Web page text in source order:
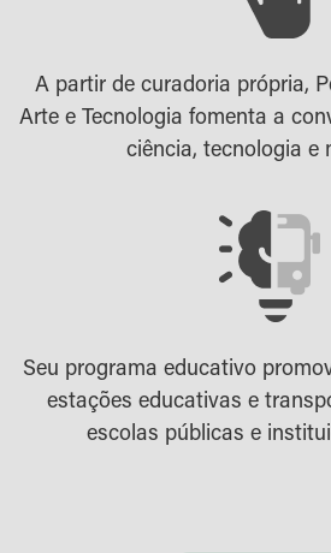
A partir de curadoria própria,
Arte e Tecnologia fomenta a
ciência, tecnologia e
Seu programa educativo
estações educativas e
escolas públicas e